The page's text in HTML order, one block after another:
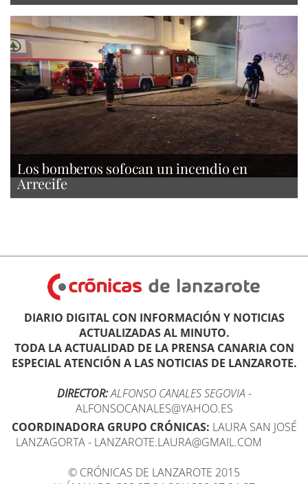
Los bomberos sofocan un incendio en
Arrecife
DIARIO DIGITAL CON INFORMACIÓN Y NOTICIAS
ACTUALIZADAS AL MINUTO.
TODA LA ACTUALIDAD DE LA PRENSA CANARIA CON
ESPECIAL ATENCIÓN A LAS NOTICIAS DE LANZAROTE.
DIRECTOR:ALFONSO CANALES SEGOVIA -
ALFONSOCANALES@YAHOO.ES
COORDINADORA GRUPO CRÓNICAS: LAURA SAN JOSÉ
LANZAGORTA - LANZAROTE.LAURA@GMAIL.COM
© CRÓNICAS DE LANZAROTE 2015